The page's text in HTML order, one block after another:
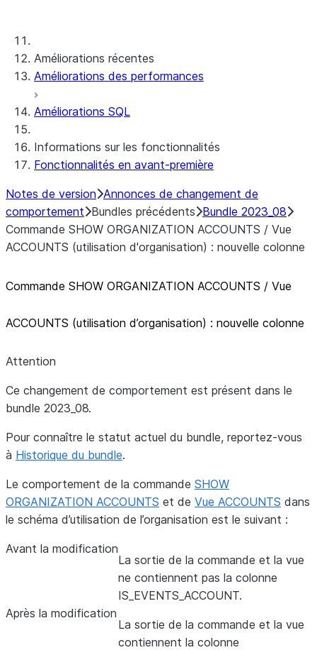
Améliorations récentes
Améliorations des performances
Améliorations SQL
Informations sur les fonctionnalités
Fonctionnalités en avant-première
Notes de version Annonces de changement de
comportement Bundles précédents Bundle 2023_08
Commande SHOW ORGANIZATION ACCOUNTS / Vue
ACCOUNTS (utilisation d'organisation) : nouvelle colonne
Commande SHOW ORGANIZATION ACCOUNTS / Vue
ACCOUNTS (utilisation d’organisation) : nouvelle colonne
Attention
Ce changement de comportement est présent dans le
bundle 2023_08.
Pour connaître le statut actuel du bundle, reportez-vous
à Historique du bundle.
Le comportement de la commande SHOW
ORGANIZATION ACCOUNTS et de Vue ACCOUNTS dans
le schéma d’utilisation de l’organisation est le suivant :
Avant la modification
La sortie de la commande et la vue
ne contiennent pas la colonne
IS_EVENTS_ACCOUNT.
Après la modification
La sortie de la commande et la vue
contiennent la colonne